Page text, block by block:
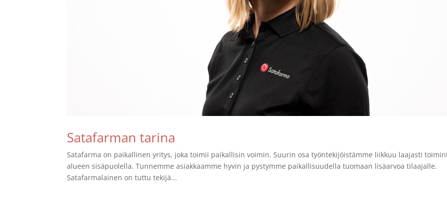
Satafarman tarina
Satafarma on paikallinen yritys, joka toimii paikallisin voimin. Suurin osa työntekijöistämme liikkuu laajasti
alueen sisäpuolella. Tunnemme asiakkaamme hyvin ja pystymme paikallisuudella tuomaan lisäarvoa tilaajalle.
Satafarmalainen on tuttu tekijä...